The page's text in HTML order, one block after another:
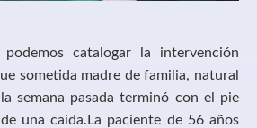
catalogar la intervención
sometida madre de familia, natural
semana pasada terminó con el pie
una caída.La paciente de 56 años